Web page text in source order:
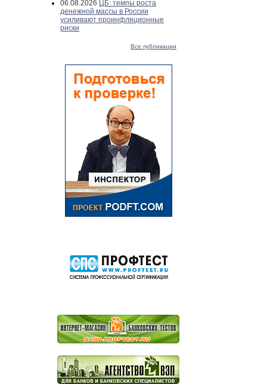
06.08.2026 ЦБ: темпы роста
денежной массы в России
усиливают проинфляционные
риски
Все публикации